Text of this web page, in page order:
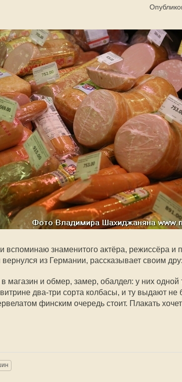
вспоминаю знаменитого актёра, режиссёра и
из Германии, рассказывает своим
и обмер, замер, обалдел: у них одной
два-три сорта колбасы, и ту выдают
финским очередь стоит. Плакать